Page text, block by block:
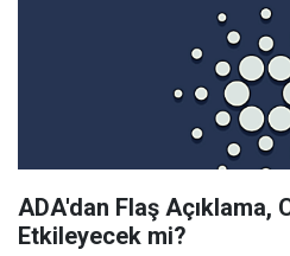
ADA'dan Flaş Açıklama,
Etkileyecek mi?